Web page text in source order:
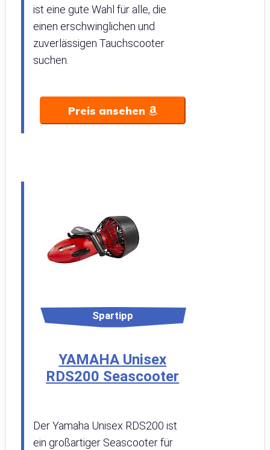
ist eine gute Wahl für alle, die
einen erschwinglichen und
zuverlässigen Tauchscooter
suchen.
Preis ansehen
Spartipp
YAMAHA Unisex
RDS200 Seascooter
Der Yamaha Unisex RDS200 ist
ein großartiger Seascooter für